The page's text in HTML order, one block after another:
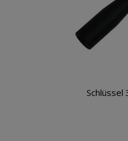
WarenkorbSchlüssel